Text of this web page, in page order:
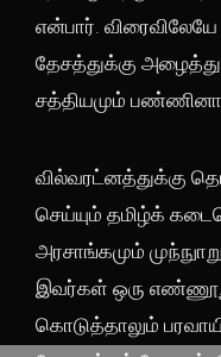
என்பார்.
தேசத்துக்கு
சத்தியமும்
வில்வரட்னத்துக்கு
செய்யும் தமிழ்க்
அரசாங்கமும்
இவர்கள் ஒரு
கொடுத்தாலும்